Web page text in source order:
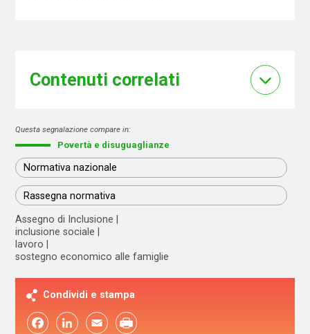
Contenuti correlati
Questa segnalazione compare in:
Povertà e disuguaglianze
Normativa nazionale
Rassegna normativa
Assegno di Inclusione
inclusione sociale
lavoro
sostegno economico alle famiglie
Condividi e stampa
FacebookLinkedIn Email